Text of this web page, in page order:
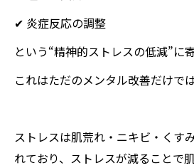
✔ 炎症反応の調整
という“精神的ストレスの低減”に
これはただのメンタル改善だけで
ストレスは肌荒れ・ニキビ・くす
れており、ストレスが減ることで